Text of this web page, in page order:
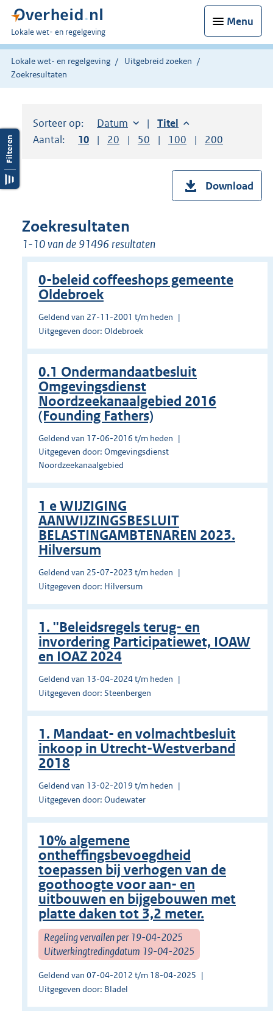
Menu
U
bent
hier:
Lokale wet- en regelgeving
Lokale wet- en regelgeving
Uitgebreid zoeken
Zoekresultaten
Sorteer op: Sorteer op:
Datum aflopendSorteer op:
Titel aflopend
Aantal:
Toon
10 resultaten per pagina
Toon
20 resultaten per pagina
Toon
50 resultaten per pagina
Toon
100 resultaten per
Toon
200
Download
Zoekresultaten
1-10 van de 91496 resultaten
0-beleid coffeeshops gemeente
Oldebroek
Geldend van 27-11-2001 t/m heden
Uitgegeven door: Oldebroek
0.1 Ondermandaatbesluit
Omgevingsdienst
Noordzeekanaalgebied 2016
(Founding Fathers)
Geldend van 17-06-2016 t/m heden
Uitgegeven door: Omgevingsdienst
Noordzeekanaalgebied
1 e WIJZIGING
AANWIJZINGSBESLUIT
BELASTINGAMBTENAREN 2023.
Hilversum
Geldend van 25-07-2023 t/m heden
Uitgegeven door: Hilversum
1. ''Beleidsregels terug- en
invordering Participatiewet, IOAW
en IOAZ 2024
Geldend van 13-04-2024 t/m heden
Uitgegeven door: Steenbergen
1. Mandaat- en volmachtbesluit
inkoop in Utrecht-Westverband
2018
Geldend van 13-02-2019 t/m heden
Uitgegeven door: Oudewater
10% algemene
ontheffingsbevoegdheid
toepassen bij verhogen van de
goothoogte voor aan- en
uitbouwen en bijgebouwen met
platte daken tot 3,2 meter.
Regeling vervallen per 19-04-2025
Uitwerkingtredingdatum 19-04-2025
Geldend van 07-04-2012 t/m 18-04-2025
Uitgegeven door: Bladel